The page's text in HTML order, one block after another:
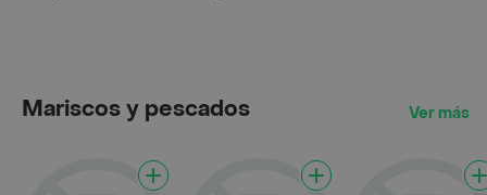
Mariscos y pescados Ver más